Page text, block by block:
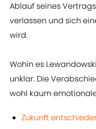
Ablauf seines
verlassen und sich
wird.
Wohin es
unklar. Die
wohl kaum
Zukunft